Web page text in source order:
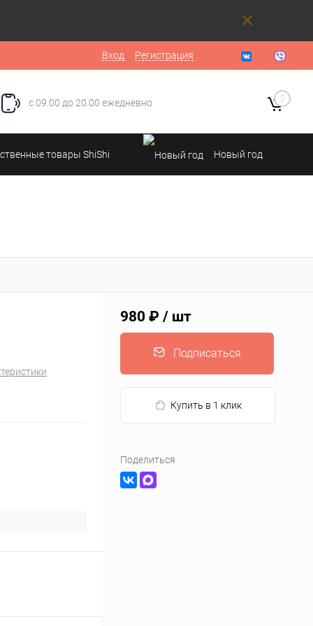
Вход Регистрация
с 09.00 до 20.00 ежедневно 0
товары ShiShi Новый год
980 ₽ / шт
Подписаться
Купить в 1 клик
Поделиться